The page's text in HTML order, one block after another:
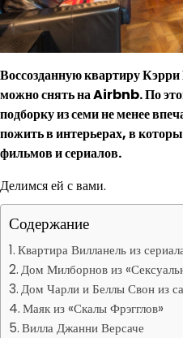
Воссозданную квартиру
можно снять на Airbnb. По
подборку из семи не менее
пожить в интерьерах, в
фильмов и сериалов.
Делимся ей с вами.
Содержание
Квартира Вилланель из
Дом Милборнов из
Дом Чарли и Беллы Свон из
Маяк из «Скалы Фрэгглов»
Вилла Джанни Версаче